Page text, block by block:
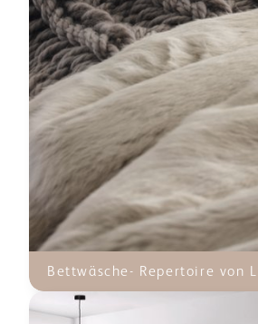
Bettwäsche- Repertoire von